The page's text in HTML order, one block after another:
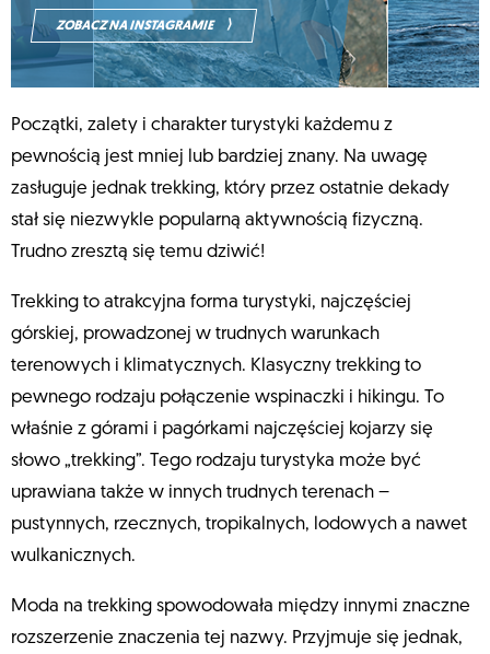
ZOBACZ NA INSTAGRAMIE ⟩
Początki, zalety i charakter turystyki każdemu z
pewnością jest mniej lub bardziej znany. Na uwagę
zasługuje jednak trekking, który przez ostatnie dekady
stał się niezwykle popularną aktywnością fizyczną.
Trudno zresztą się temu dziwić!
Trekking to atrakcyjna forma turystyki, najczęściej
górskiej, prowadzonej w trudnych warunkach
terenowych i klimatycznych. Klasyczny trekking to
pewnego rodzaju połączenie wspinaczki i hikingu. To
właśnie z górami i pagórkami najczęściej kojarzy się
słowo „trekking”. Tego rodzaju turystyka może być
uprawiana także w innych trudnych terenach –
pustynnych, rzecznych, tropikalnych, lodowych a nawet
wulkanicznych.
Moda na trekking spowodowała między innymi znaczne
rozszerzenie znaczenia tej nazwy. Przyjmuje się jednak,